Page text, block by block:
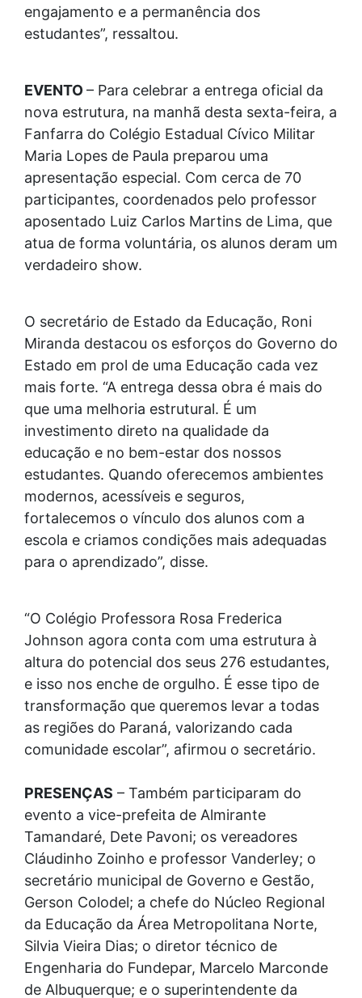
engajamento e a permanência dos
estudantes”, ressaltou.
EVENTO– Para celebrar a entrega oficial da
nova estrutura, na manhã desta sexta-feira, a
Fanfarra do Colégio Estadual Cívico Militar
Maria Lopes de Paula preparou uma
apresentação especial. Com cerca de 70
participantes, coordenados pelo professor
aposentado Luiz Carlos Martins de Lima, que
atua de forma voluntária, os alunos deram um
verdadeiro show.
O secretário de Estado da Educação, Roni
Miranda destacou os esforços do Governo do
Estado em prol de uma Educação cada vez
mais forte. “A entrega dessa obra é mais do
que uma melhoria estrutural. É um
investimento direto na qualidade da
educação e no bem-estar dos nossos
estudantes. Quando oferecemos ambientes
modernos, acessíveis e seguros,
fortalecemos o vínculo dos alunos com a
escola e criamos condições mais adequadas
para o aprendizado”, disse.
“O Colégio Professora Rosa Frederica
Johnson agora conta com uma estrutura à
altura do potencial dos seus 276 estudantes,
e isso nos enche de orgulho. É esse tipo de
transformação que queremos levar a todas
as regiões do Paraná, valorizando cada
comunidade escolar”, afirmou o secretário.
PRESENÇAS – Também participaram do
evento a vice-prefeita de Almirante
Tamandaré, Dete Pavoni; os vereadores
Cláudinho Zoinho e professor Vanderley; o
secretário municipal de Governo e Gestão,
Gerson Colodel; a chefe do Núcleo Regional
da Educação da Área Metropolitana Norte,
Silvia Vieira Dias; o diretor técnico de
Engenharia do Fundepar, Marcelo Marconde
de Albuquerque; e o superintendente da